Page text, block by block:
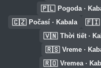
🇵🇱 Pogoda ·
🇨🇿 Počasí · Kabala 🇫🇮
🇻🇳 Thời tiết ·
🇷🇸 Vreme ·
🇷🇴 Vremea ·